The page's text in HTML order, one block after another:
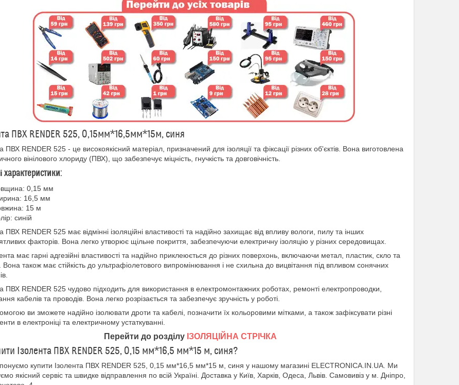
ПВХ RENDER 525, 0,15мм*16,5мм*15м, синя
ПВХ RENDER 525 - це високоякісний матеріал, призначений для ізоляції та фіксації різних об'єктів. Вона виготовлена
вінілового хлориду (ПВХ), що забезпечує міцність, гнучкість та довговічність.
характеристики:
0,15 мм
16,5 мм
15 м
синій
ПВХ RENDER 525 має відмінні ізоляційні властивості та надійно захищає від впливу вологи, пилу та інших
факторів. Вона легко утворює щільне покриття, забезпечуючи електричну ізоляцію у різних середовищах.
має гарні адгезійні властивості та надійно приклеюється до різних поверхонь, включаючи метал, пластик, скло та
Вона також має стійкість до ультрафіолетового випромінювання і не схильна до вицвітання під впливом сонячних
ПВХ RENDER 525 чудово підходить для використання в електромонтажних роботах, ремонті електропроводки,
кабелів та проводів. Вона легко розрізається та забезпечує зручність у роботі.
ви зможете надійно ізолювати дроти та кабелі, позначити їх кольоровими мітками, а також зафіксувати різні
в електроніці та електричному устаткуванні.
Перейти до розділу ІЗОЛЯЦІЙНА СТРІЧКА
Ізолента ПВХ RENDER 525, 0,15 мм*16,5 мм*15 м, синя?
купити Ізолента ПВХ RENDER 525, 0,15 мм*16,5 мм*15 м, синя у нашому магазині ELECTRONICA.IN.UA. Ми
якісний сервіс та швидке відправлення по всій Україні. Доставка у Київ, Харків, Одеса, Львів. Самовивіз у м. Дніпро,